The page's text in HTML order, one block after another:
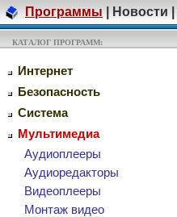
Программы Новости
КАТАЛОГ ПРОГРАММ:
Интернет
Безопасность
Система
Мультимедиа
Аудиоплееры
Аудиоредакторы
Видеоплееры
Монтаж видео